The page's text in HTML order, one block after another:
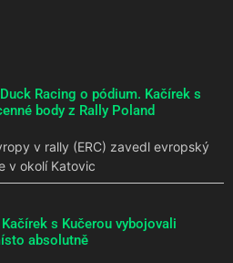
Racing o pódium. Kačírek s
body z Rally Poland
v rally (ERC) zavedl evropský
v okolí Katovic
s Kučerou vybojovali
absolutně